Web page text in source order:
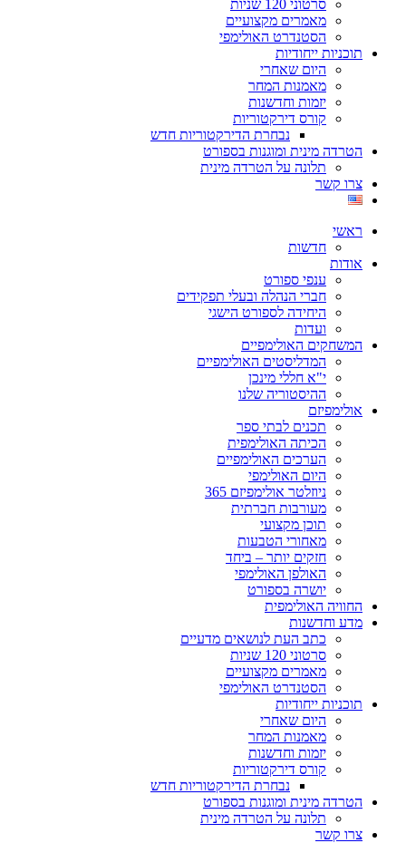
סרטוני 120 שניות
מאמרים מקצועיים
הסטנדרט האולימפי
תוכניות ייחודיות
היום שאחרי
מאמנות המחר
יזמות וחדשנות
קורס דירקטוריות
נבחרת הדירקטוריות חדש
הטרדה מינית ומוגנות בספורט
תלונה על הטרדה מינית
צרו קשר
ראשי
חדשות
אודות
ענפי ספורט
חברי הנהלה ובעלי תפקידים
היחידה לספורט הישגי
ועדות
המשחקים האולימפיים
המדליסטים האולימפיים
י"א חללי מינכן
ההיסטוריה שלנו
אולימפיזם
תכנים לבתי ספר
הכיתה האולימפית
הערכים האולימפיים
היום האולימפי
ניוזלטר אולימפיזם 365
מעורבות חברתית
תוכן מקצועי
מאחורי הטבעות
חזקים יותר – ביחד
האולפן האולימפי
יושרה בספורט
החוויה האולימפית
מדע וחדשנות
כתב העת לנושאים מדעיים
סרטוני 120 שניות
מאמרים מקצועיים
הסטנדרט האולימפי
תוכניות ייחודיות
היום שאחרי
מאמנות המחר
יזמות וחדשנות
קורס דירקטוריות
נבחרת הדירקטוריות חדש
הטרדה מינית ומוגנות בספורט
תלונה על הטרדה מינית
צרו קשר